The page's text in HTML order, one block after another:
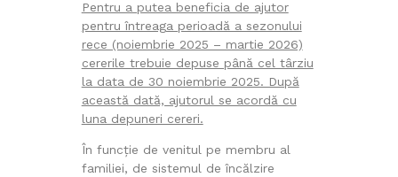
Pentru a putea beneficia de ajutor
pentru întreaga perioadă a sezonului
rece (noiembrie 2025 – martie 2026)
cererile trebuie depuse până cel târziu
la data de 30 noiembrie 2025. După
această dată, ajutorul se acordă cu
luna depuneri cereri.
În funcție de venitul pe membru al
familiei, de sistemul de încălzire